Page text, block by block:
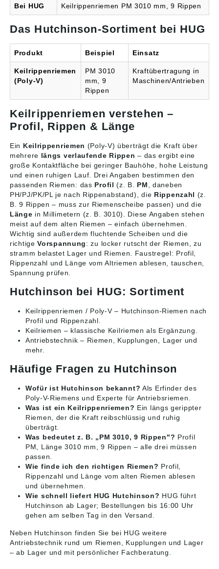
uns an! Thomas Klosik
+49 (0)871 97410-60
technik.de Wir liefern
Tecnamic/Strongbelt,
ConCar oder Gates®.
Bei HUG Keilrippenriemen PM 3010 mm, 9 Rippen
Das Hutchinson-Sortiment bei HUG
Produkt Beispiel Einsatz
Keilrippenriemen
(Poly-V)
PM 3010
mm, 9
Rippen
Kraftübertragung in
Maschinen/Antrieben
Keilrippenriemen verstehen –
Profil, Rippen & Länge
Ein Keilrippenriemen (Poly-V) überträgt die Kraft über
mehrere längs verlaufende Rippen – das ergibt eine
große Kontaktfläche bei geringer Bauhöhe, hohe Leistung
und einen ruhigen Lauf. Drei Angaben bestimmen den
passenden Riemen: das Profil (z. B. PM
, daneben
PH/PJ/PK/PL je nach Rippenabstand), die Rippenzahl (z.
B. 9 Rippen – muss zur Riemenscheibe passen) und die
Länge in Millimetern (z. B. 3010). Diese Angaben stehen
meist auf dem alten Riemen – einfach übernehmen.
Wichtig sind außerdem fluchtende Scheiben und die
richtigeVorspannung: zu locker rutscht der Riemen, zu
stramm belastet Lager und Riemen. Faustregel: Profil,
Rippenzahl und Länge vom Altriemen ablesen, tauschen,
Spannung prüfen.
Hutchinson bei HUG: Sortiment
Keilrippenriemen / Poly-V – Hutchinson-Riemen nach
Profil und Rippenzahl.
Keilriemen – klassische Keilriemen als Ergänzung.
Antriebstechnik – Riemen, Kupplungen, Lager und
mehr.
Häufige Fragen zu Hutchinson
Wofür ist Hutchinson bekannt? Als Erfinder des
Poly-V-Riemens und Experte für Antriebsriemen.
Was ist ein Keilrippenriemen? Ein längs gerippter
Riemen, der die Kraft reibschlüssig und ruhig
überträgt.
Was bedeutet z. B. „PM 3010, 9 Rippen"? Profil
PM, Länge 3010 mm, 9 Rippen – alle drei müssen
passen.
Wie finde ich den richtigen Riemen? Profil,
Rippenzahl und Länge vom alten Riemen ablesen
und übernehmen.
Wie schnell liefert HUG Hutchinson? HUG führt
Hutchinson ab Lager; Bestellungen bis 16:00 Uhr
gehen am selben Tag in den Versand.
Neben Hutchinson finden Sie bei HUG weitere
Antriebstechnik rund um Riemen, Kupplungen und Lager
– ab Lager und mit persönlicher Fachberatung.